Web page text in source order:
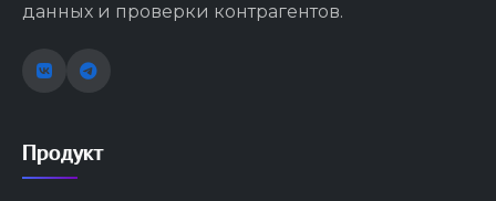
данных и проверки контрагентов.
Продукт